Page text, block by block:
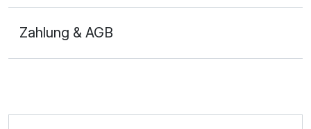
Zahlung & AGB